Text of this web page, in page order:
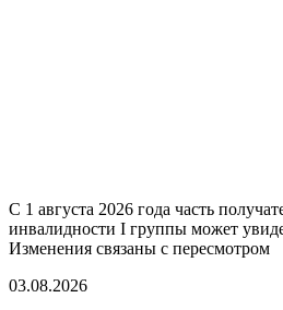
С 1 августа 2026 года часть
инвалидности I группы может
Изменения связаны с пересмотром
03.08.2026